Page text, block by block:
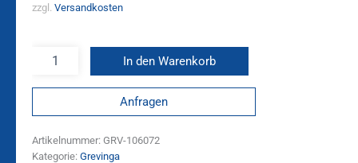
zzgl. Versandkosten
In den Warenkorb
Anfragen
Artikelnummer: GRV-106072
Kategorie: Grevinga